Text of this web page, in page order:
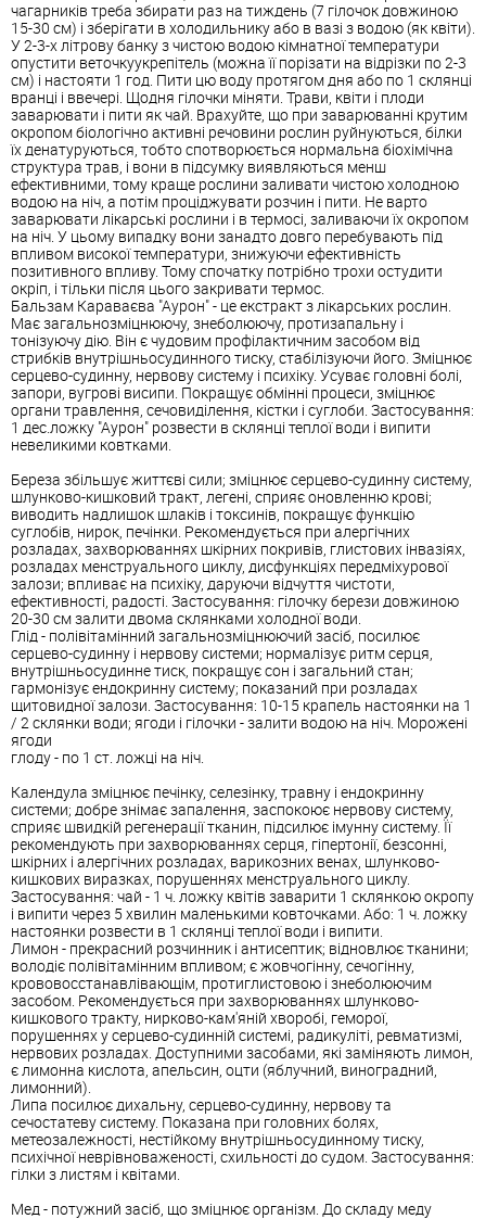
чагарників треба збирати раз на тиждень (7 гілочок довжиною
15-30 см) і зберігати в холодильнику або в вазі з водою (як квіти).
У 2-3-х літрову банку з чистою водою кімнатної температури
опустити веточкуукрепітель (можна її порізати на відрізки по 2-3
см) і настояти 1 год. Пити цю воду протягом дня або по 1 склянці
вранці і ввечері. Щодня гілочки міняти. Трави, квіти і плоди
заварювати і пити як чай. Врахуйте, що при заварюванні крутим
окропом біологічно активні речовини рослин руйнуються, білки
їх денатуруються, тобто спотворюється нормальна біохімічна
структура трав, і вони в підсумку виявляються менш
ефективними, тому краще рослини заливати чистою холодною
водою на ніч, а потім проціджувати розчин і пити. Не варто
заварювати лікарські рослини і в термосі, заливаючи їх окропом
на ніч. У цьому випадку вони занадто довго перебувають під
впливом високої температури, знижуючи ефективність
позитивного впливу. Тому спочатку потрібно трохи остудити
окріп, і тільки після цього закривати термос.
Бальзам Караваєва "Аурон" - це екстракт з лікарських рослин.
Має загальнозміцнюючу, знеболюючу, протизапальну і
тонізуючу дію. Він є чудовим профілактичним засобом від
стрибків внутрішньосудинного тиску, стабілізуючи його. Зміцнює
серцево-судинну, нервову систему і психіку. Усуває головні болі,
запори, вугрові висипи. Покращує обмінні процеси, зміцнює
органи травлення, сечовиділення, кістки і суглоби. Застосування:
1 дес.ложку "Аурон" розвести в склянці теплої води і випити
невеликими ковтками.
Береза ​​збільшує життєві сили; зміцнює серцево-судинну систему,
шлунково-кишковий тракт, легені, сприяє оновленню крові;
виводить надлишок шлаків і токсинів, покращує функцію
суглобів, нирок, печінки. Рекомендується при алергічних
розладах, захворюваннях шкірних покривів, глистових інвазіях,
розладах менструального циклу, дисфункціях передміхурової
залози; впливає на психіку, даруючи відчуття чистоти,
ефективності, радості. Застосування: гілочку берези довжиною
20-30 см залити двома склянками холодної води.
Глід - полівітамінний загальнозміцнюючий засіб, посилює
серцево-судинну і нервову системи; нормалізує ритм серця,
внутрішньосудинне тиск, покращує сон і загальний стан;
гармонізує ендокринну систему; показаний при розладах
щитовидної залози. Застосування: 10-15 крапель настоянки на 1
/ 2 склянки води; ягоди і гілочки - залити водою на ніч. Морожені
ягоди
глоду - по 1 ст. ложці на ніч.
Календула зміцнює печінку, селезінку, травну і ендокринну
системи; добре знімає запалення, заспокоює нервову систему,
сприяє швидкій регенерації тканин, підсилює імунну систему. Її
рекомендують при захворюваннях серця, гіпертонії, безсонні,
шкірних і алергічних розладах, варикозних венах, шлунково-
кишкових виразках, порушеннях менструального циклу.
Застосування: чай - 1 ч. ложку квітів заварити 1 склянкою окропу
і випити через 5 хвилин маленькими ковточками. Або: 1 ч. ложку
настоянки розвести в 1 склянці теплої води і випити.
Лимон - прекрасний розчинник і антисептик; відновлює тканини;
володіє полівітамінним впливом; є жовчогінну, сечогінну,
крововосстанавлівающім, протиглистовою і знеболюючим
засобом. Рекомендується при захворюваннях шлунково-
кишкового тракту, нирково-кам'яній хворобі, геморої,
порушеннях у серцево-судинній системі, радикуліті, ревматизмі,
нервових розладах. Доступними засобами, які заміняють лимон,
є лимонна кислота, апельсин, оцти (яблучний, виноградний,
лимонний).
Липа посилює дихальну, серцево-судинну, нервову та
сечостатеву систему. Показана при головних болях,
метеозалежності, нестійкому внутрішньосудинному тиску,
психічної неврівноваженості, схильності до судом. Застосування:
гілки з листям і квітами.
Мед - потужний засіб, що зміцнює організм. До складу меду